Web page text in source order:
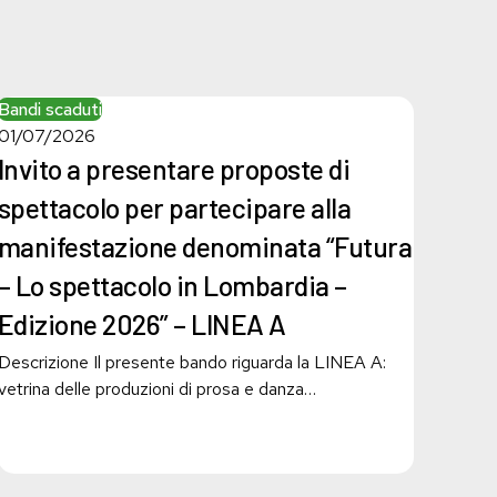
scaduti
presentare
di
spettacolo
partecipare
alla
denominata
“Futura
07/2026
Invito a presentare proposte di
spettacolo per partecipare alla
manifestazione denominata “Futura
– Lo spettacolo in Lombardia –
Edizione 2026” – LINEA A
Descrizione Il presente bando riguarda la LINEA A:
delle produzioni di prosa e danza…